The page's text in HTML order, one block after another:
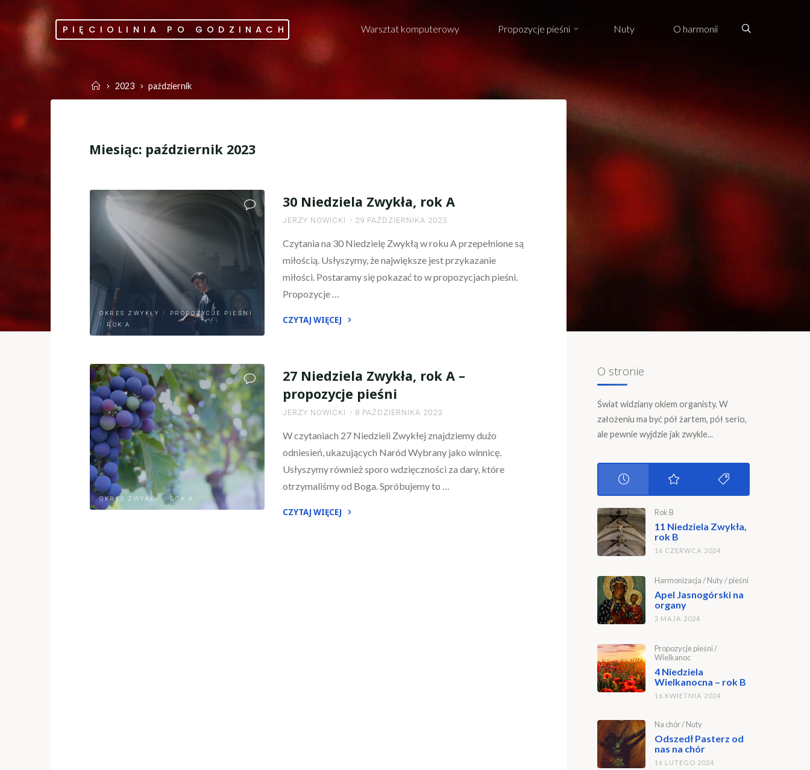
to
PIĘCIOLINIA PO GODZINACH Warsztat komputerowy Propozycje pieśni Nuty O harmonii
Home2023 październik
Miesiąc: październik 2023
OKRES ZWYKŁY /
PROPOZYCJE PIEŚNI
/ ROK A
30 Niedziela Zwykła, rok A
JERZY NOWICKI 29 PAŹDZIERNIKA 2023
Czytania na 30 Niedzielę Zwykłą w roku A przepełnione są
miłością. Usłyszymy, że największe jest przykazanie
miłości. Postaramy się pokazać to w propozycjach pieśni.
Propozycje …
CZYTAJ WIĘCEJ
rok
A"
OKRES ZWYKŁY / ROK A
27 Niedziela Zwykła, rok A –
propozycje pieśni
JERZY NOWICKI 8 PAŹDZIERNIKA 2023
W czytaniach 27 Niedzieli Zwykłej znajdziemy dużo
odniesień, ukazujących Naród Wybrany jako winnicę.
Usłyszymy również sporo wdzięczności za dary, które
otrzymaliśmy od Boga. Spróbujemy to …
CZYTAJ WIĘCEJ
O stronie
Świat widziany okiem organisty. W
założeniu ma być pół żartem, pół serio,
ale pewnie wyjdzie jak zwykle...
Rok B
11 Niedziela Zwykła,
rok B
16 CZERWCA 2024
Harmonizacja/Nuty/pieśni
Apel Jasnogórski na
organy
2 MAJA 2024
Propozycje pieśni/
Wielkanoc
4 Niedziela
Wielkanocna – rok B
16 KWIETNIA 2024
Na chór/Nuty
Odszedł Pasterz od
nas na chór
16 LUTEGO 2024